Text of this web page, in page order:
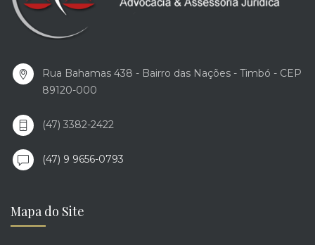
Rua Bahamas 438 - Bairro das Nações - Timbó - CEP
89120-000
(47) 3382-2422
(47) 9 9656-0793
Mapa do Site